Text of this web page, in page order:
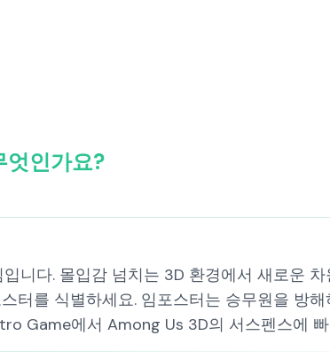
인가요?
니다. 몰입감 넘치는 3D 환경에서 새로운
터를 식별하세요. 임포스터는 승무원을 방
Game에서 Among Us 3D의 서스펜스에